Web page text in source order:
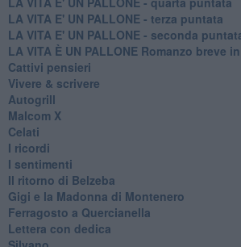
LA VITA E' UN PALLONE - terza puntata
LA VITA E' UN PALLONE - seconda
LA VITA È UN PALLONE Romanzo breve
Cattivi pensieri
Vivere & scrivere
Autogrill
Malcom X
Celati
I ricordi
I sentimenti
Il ritorno di Belzeba
Gigi e la Madonna di Montenero
Ferragosto a Quercianella
Lettera con dedica